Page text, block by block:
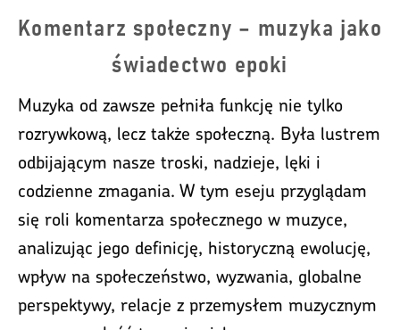
Komentarz społeczny – muzyka jako
świadectwo epoki
Muzyka od zawsze pełniła funkcję nie tylko
rozrywkową, lecz także społeczną. Była lustrem
odbijającym nasze troski, nadzieje, lęki i
codzienne zmagania. W tym eseju przyglądam
się roli komentarza społecznego w muzyce,
analizując jego definicję, historyczną ewolucję,
wpływ na społeczeństwo, wyzwania, globalne
perspektywy, relacje z przemysłem muzycznym